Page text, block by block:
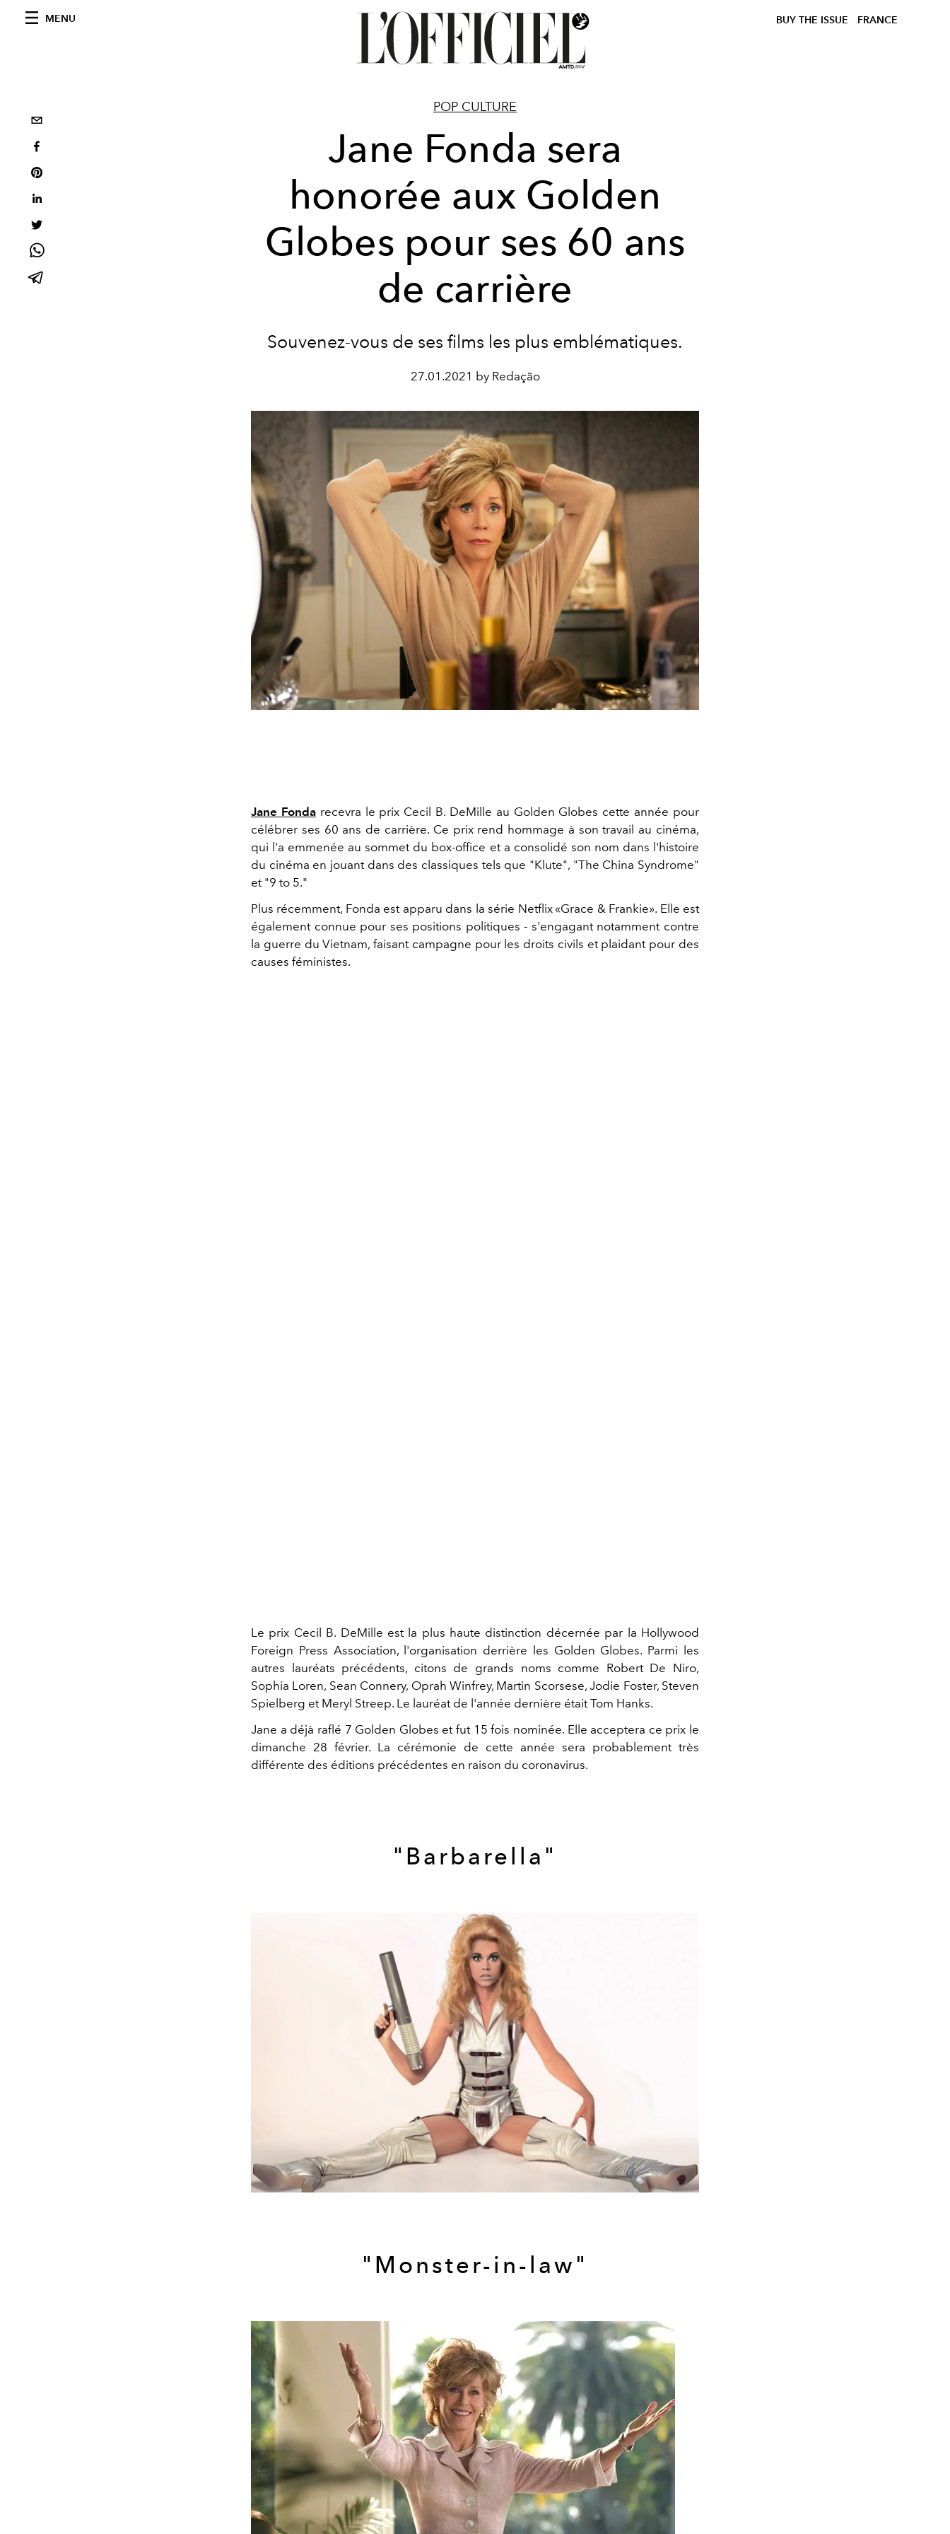
MENU BUY THE ISSUE FRANCE
POP CULTURE
Jane Fonda sera
honorée aux Golden
Globes pour ses 60 ans
de carrière
Souvenez-vous de ses films les plus emblématiques.
27.01.2021 by Redação
Jane Fondarecevra le prix Cecil B. DeMille au Golden Globes cette année pour
célébrer ses 60 ans de carrière. Ce prix rend hommage à son travail au cinéma,
qui l'a emmenée au sommet du box-office et a consolidé son nom dans l'histoire
du cinéma en jouant dans des classiques tels que "Klute", "The China Syndrome"
et "9 to 5."
Plus récemment, Fonda est apparu dans la série Netflix «Grace & Frankie». Elle est
également connue pour ses positions politiques - s'engagant notamment contre
la guerre du Vietnam, faisant campagne pour les droits civils et plaidant pour des
causes féministes.
Le prix Cecil B. DeMille est la plus haute distinction décernée par la Hollywood
Foreign Press Association, l'organisation derrière les Golden Globes. Parmi les
autres lauréats précédents, citons de grands noms comme Robert De Niro,
Sophia Loren, Sean Connery, Oprah Winfrey, Martin Scorsese, Jodie Foster, Steven
Spielberg et Meryl Streep. Le lauréat de l'année dernière était Tom Hanks.
Jane a déjà raflé 7 Golden Globes et fut 15 fois nominée. Elle acceptera ce prix le
dimanche 28 février. La cérémonie de cette année sera probablement très
différente des éditions précédentes en raison du coronavirus.
"Barbarella"
"Monster-in-law"